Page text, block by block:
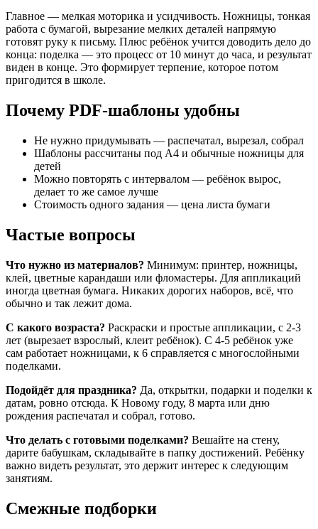
Новый год / творческая зима / новогоднее творчеств
Творческая осень
Творческие ручки
Новый год / украшаем елку / новогоднее творчество
Фрутокрышки
Чудо узор
Осенние аппликации из листьев
Осенние аппликации
Новый год / Накорми дракона / шаблоны игр на липуч
Главное — мелкая моторика и усидчивость. Ножницы, тонкая
работа с бумагой, вырезание мелких деталей напрямую
готовят руку к письму. Плюс ребёнок учится доводить дело до
конца: поделка — это процесс от 10 минут до часа, и результат
виден в конце. Это формирует терпение, которое потом
пригодится в школе.
Почему PDF-шаблоны удобны
Не нужно придумывать — распечатал, вырезал, собрал
Шаблоны рассчитаны под А4 и обычные ножницы для
детей
Можно повторять с интервалом — ребёнок вырос,
делает то же самое лучше
Стоимость одного задания — цена листа бумаги
Частые вопросы
Что нужно из материалов? Минимум: принтер, ножницы,
клей, цветные карандаши или фломастеры. Для аппликаций
иногда цветная бумага. Никаких дорогих наборов, всё, что
обычно и так лежит дома.
С какого возраста? Раскраски и простые аппликации, с 2-3
лет (вырезает взрослый, клеит ребёнок). С 4-5 ребёнок уже
сам работает ножницами, к 6 справляется с многослойными
поделками.
Подойдёт для праздника? Да, открытки, подарки и поделки к
датам, ровно отсюда. К Новому году, 8 марта или дню
рождения распечатал и собрал, готово.
Что делать с готовыми поделками? Вешайте на стену,
дарите бабушкам, складывайте в папку достижений. Ребёнку
важно видеть результат, это держит интерес к следующим
занятиям.
Смежные подборки